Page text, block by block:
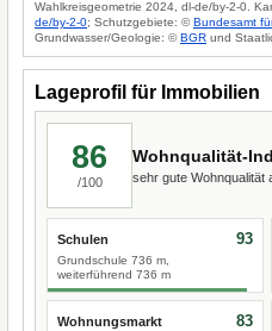
Wahlkreisgeometrie 2024, dl-de/by-2-0.
de/by-2-0; Schutzgebiete: ©Bundesamt
Grundwasser/Geologie: ©BGR und
Lageprofil für Immobilien
86
/100
Wohnqualität-
sehr gute Wohnqualität
Schulen
Grundschule 736 m,
weiterführend 736 m
93
Wohnungsmarkt 83